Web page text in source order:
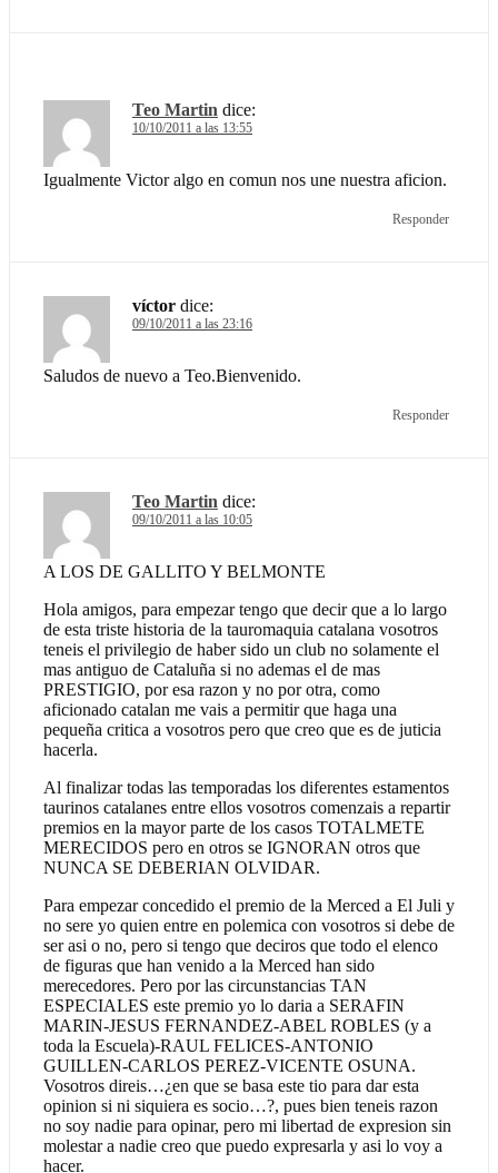
Teo Martin dice:
10/10/2011 a las 13:55
Igualmente Victor algo en comun nos une nuestra aficion.
Responder
víctor dice:
09/10/2011 a las 23:16
Saludos de nuevo a Teo.Bienvenido.
Responder
Teo Martin dice:
09/10/2011 a las 10:05
A LOS DE GALLITO Y BELMONTE
Hola amigos, para empezar tengo que decir que a lo largo
de esta triste historia de la tauromaquia catalana vosotros
teneis el privilegio de haber sido un club no solamente el
mas antiguo de Cataluña si no ademas el de mas
PRESTIGIO, por esa razon y no por otra, como
aficionado catalan me vais a permitir que haga una
pequeña critica a vosotros pero que creo que es de juticia
hacerla.
Al finalizar todas las temporadas los diferentes estamentos
taurinos catalanes entre ellos vosotros comenzais a repartir
premios en la mayor parte de los casos TOTALMETE
MERECIDOS pero en otros se IGNORAN otros que
NUNCA SE DEBERIAN OLVIDAR.
Para empezar concedido el premio de la Merced a El Juli y
no sere yo quien entre en polemica con vosotros si debe de
ser asi o no, pero si tengo que deciros que todo el elenco
de figuras que han venido a la Merced han sido
merecedores. Pero por las circunstancias TAN
ESPECIALES este premio yo lo daria a SERAFIN
MARIN-JESUS FERNANDEZ-ABEL ROBLES (y a
toda la Escuela)-RAUL FELICES-ANTONIO
GUILLEN-CARLOS PEREZ-VICENTE OSUNA.
Vosotros direis…¿en que se basa este tio para dar esta
opinion si ni siquiera es socio…?, pues bien teneis razon
no soy nadie para opinar, pero mi libertad de expresion sin
molestar a nadie creo que puedo expresarla y asi lo voy a
hacer.